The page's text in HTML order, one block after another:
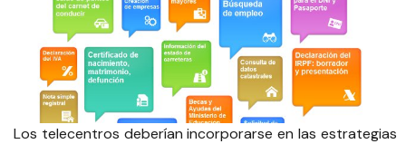
Los telecentros deberían incorporarse en las estrategias